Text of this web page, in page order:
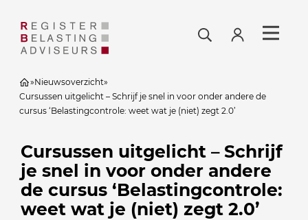
»Nieuwsoverzicht»
Cursussen uitgelicht – Schrijf je snel in voor onder andere de
cursus ‘Belastingcontrole: weet wat je (niet) zegt 2.0’
Cursussen uitgelicht – Schrijf
je snel in voor onder andere
de cursus ‘Belastingcontrole:
weet wat je (niet) zegt 2.0’